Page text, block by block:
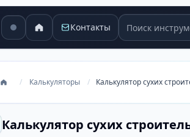
Контакты Поиск
/ Калькуляторы / Калькулятор сухих
Калькулятор сухих